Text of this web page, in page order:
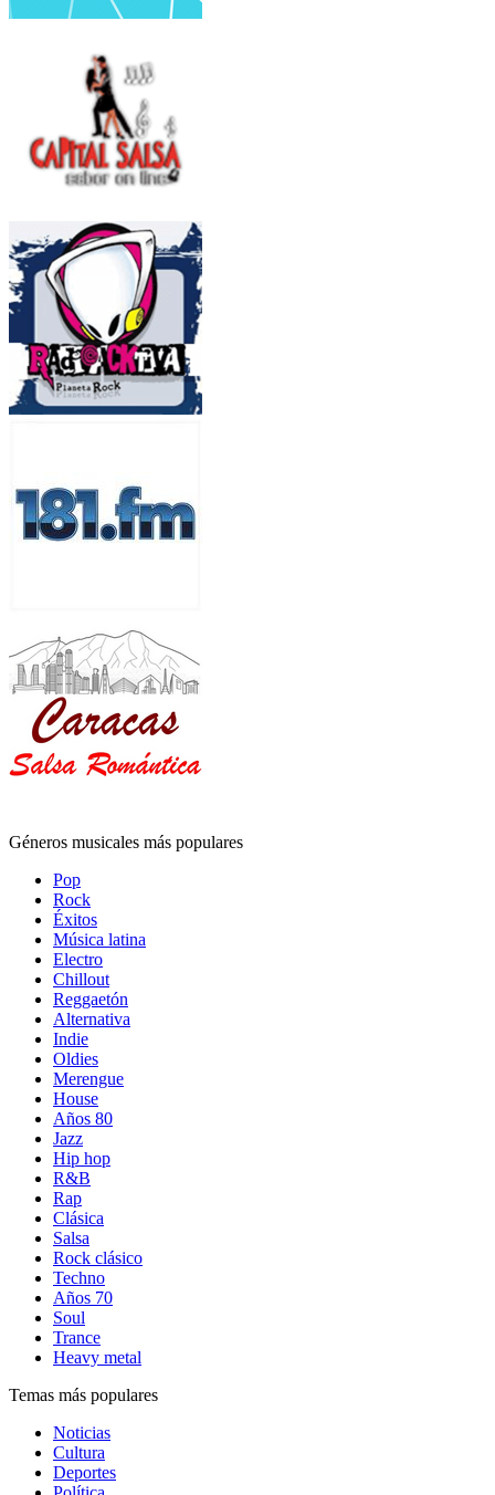
Géneros musicales más populares
Pop
Rock
Éxitos
Música latina
Electro
Chillout
Reggaetón
Alternativa
Indie
Oldies
Merengue
House
Años 80
Jazz
Hip hop
R&B
Rap
Clásica
Salsa
Rock clásico
Techno
Años 70
Soul
Trance
Heavy metal
Temas más populares
Noticias
Cultura
Deportes